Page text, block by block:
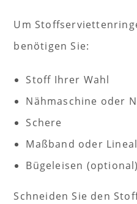
Um
benötigen Sie:
Stoff Ihrer Wahl
Nähmaschine oder
Schere
Maßband oder Lineal
Bügeleisen (optional)
Schneiden Sie den